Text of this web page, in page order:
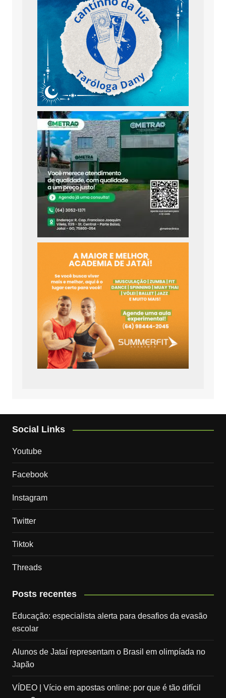
Social Links
Youtube
Facebook
Instagram
Twitter
Tiktok
Threads
Posts recentes
Educação: especialista alerta para desafios da evasão
escolar
Alunos de Jataí representam o Brasil em olimpíada no
Japão
VÍDEO | Vício em apostas online: por que é tão difícil